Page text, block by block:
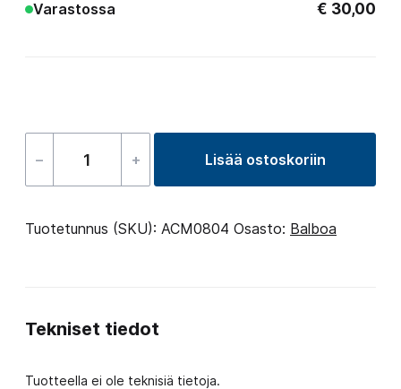
Varastossa € 30,00
–
Sticker
panel
Jets
+ Lisää ostoskoriin
Tuotetunnus (SKU): ACM0804 Osasto: Balboa
Tekniset tiedot
Tuotteella ei ole teknisiä tietoja.